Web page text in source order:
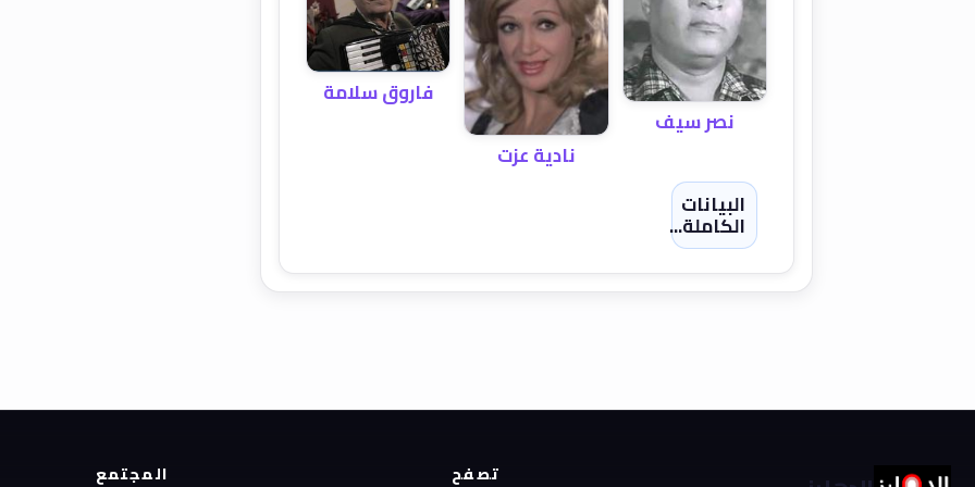
نصر سيف
نادية عزت
فاروق سلامة
البيانات
الكاملة...
تصفح المجتمع